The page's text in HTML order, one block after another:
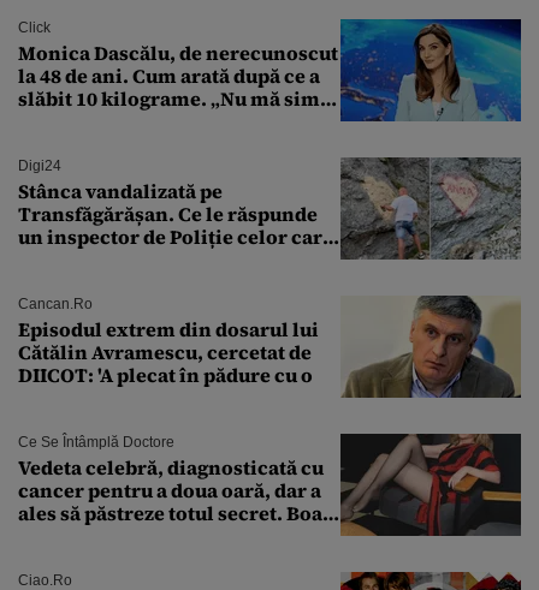
Click
Monica Dascălu, de nerecunoscut
la 48 de ani. Cum arată după ce a
slăbit 10 kilograme. „Nu mă simt
Digi24
Stânca vandalizată pe
Transfăgărășan. Ce le răspunde
un inspector de Poliție celor care
Cancan.ro
Episodul extrem din dosarul lui
Cătălin Avramescu, cercetat de
DIICOT: 'A plecat în pădure cu o
Ce Se Întâmplă Doctore
Vedeta celebră, diagnosticată cu
cancer pentru a doua oară, dar a
ales să păstreze totul secret. Boala
Ciao.ro